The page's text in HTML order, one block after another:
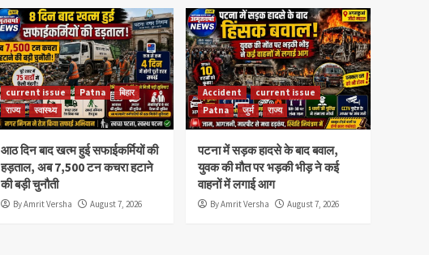
current issue Patna
बिहार
राज्य
स्वास्थ्य
आठ दिन बाद खत्म हुई सफाईकर्मियों की
हड़ताल, अब 7,500 टन कचरा हटाने
की बड़ी चुनौती
By Amrit Versha August 7, 2026
Accident
current issue
Patna
जुर्म राज्य
पटना में सड़क हादसे के बाद बवाल,
युवक की मौत पर भड़की भीड़ ने कई
वाहनों में लगाई आग
By Amrit Versha August 7, 2026